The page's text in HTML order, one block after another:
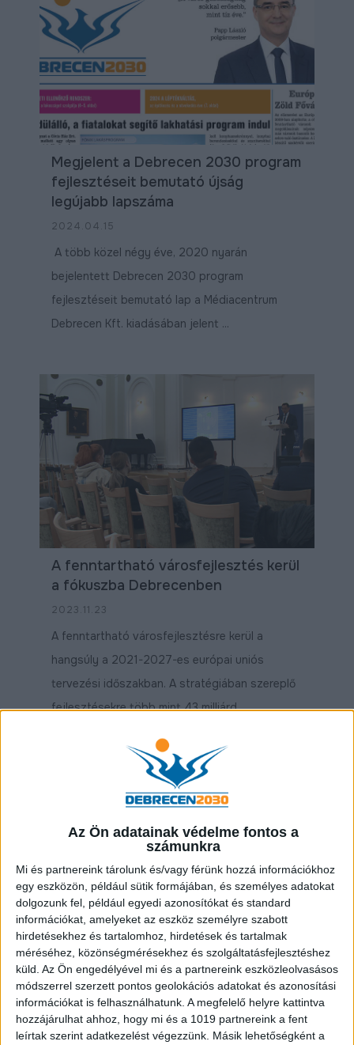
Az Ön adatainak védelme fontos a
számunkra
Mi és partnereink tárolunk és/vagy férünk hozzá információkhoz
egy eszközön, például sütik formájában, és személyes adatokat
dolgozunk fel, például egyedi azonosítókat és standard
információkat, amelyeket az eszköz személyre szabott
hirdetésekhez és tartalomhoz, hirdetések és tartalmak
méréséhez, közönségmérésekhez és szolgáltatásfejlesztéshez
küld. Az Ön engedélyével mi és a partnereink eszközleolvasásos
módszerrel szerzett pontos geolokációs adatokat és azonosítási
információkat is felhasználhatunk. A megfelelő helyre kattintva
hozzájárulhat ahhoz, hogy mi és a 1019 partnereink a fent
leírtak szerint adatkezelést végezzünk. Másik lehetőségként a
ÉLETMINŐSÉG
OKTATÁS
PROJEKTEK
ÖSSZES PROJEKT
Megjelent a Debrecen 2030 program
fejlesztéseit bemutató újság
legújabb lapszáma
2024.04.15
A több közel négy éve, 2020 nyarán
bejelentett Debrecen 2030 program
fejlesztéseit bemutató lap a Médiacentrum
Debrecen Kft. kiadásában jelent ...
A fenntartható városfejlesztés kerül
a fókuszba Debrecenben
2023.11.23
A fenntartható városfejlesztésre kerül a
hangsúly a 2021-2027-es európai uniós
tervezési időszakban. A stratégiában szereplő
fejlesztésekre több mint 43 milliárd ...
Papp László: a 2021-2027-es uniós
tervezési időszak központjában a
digitális és zöld városfejlesztés lesz
2023.11.23